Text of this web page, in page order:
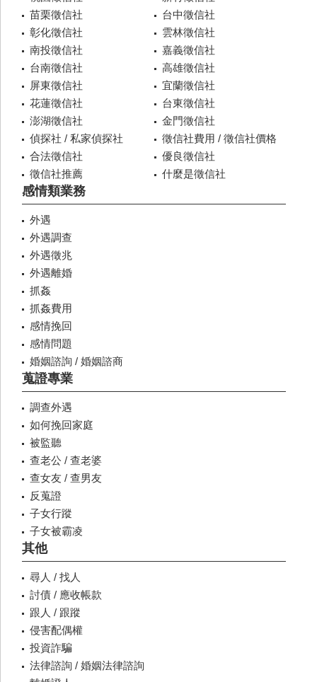
苗栗徵信社
台中徵信社
彰化徵信社
雲林徵信社
南投徵信社
嘉義徵信社
台南徵信社
高雄徵信社
屏東徵信社
宜蘭徵信社
花蓮徵信社
台東徵信社
澎湖徵信社
金門徵信社
偵探社 / 私家偵探社
徵信社費用 / 徵信社價格
合法徵信社
優良徵信社
徵信社推薦
什麼是徵信社
感情類業務
外遇
外遇調查
外遇徵兆
外遇離婚
抓姦
抓姦費用
感情挽回
感情問題
婚姻諮詢 / 婚姻諮商
蒐證專業
調查外遇
如何挽回家庭
被監聽
查老公 / 查老婆
查女友 / 查男友
反蒐證
子女行蹤
子女被霸凌
其他
尋人 / 找人
討債 / 應收帳款
跟人 / 跟蹤
侵害配偶權
投資詐騙
法律諮詢 / 婚姻法律諮詢